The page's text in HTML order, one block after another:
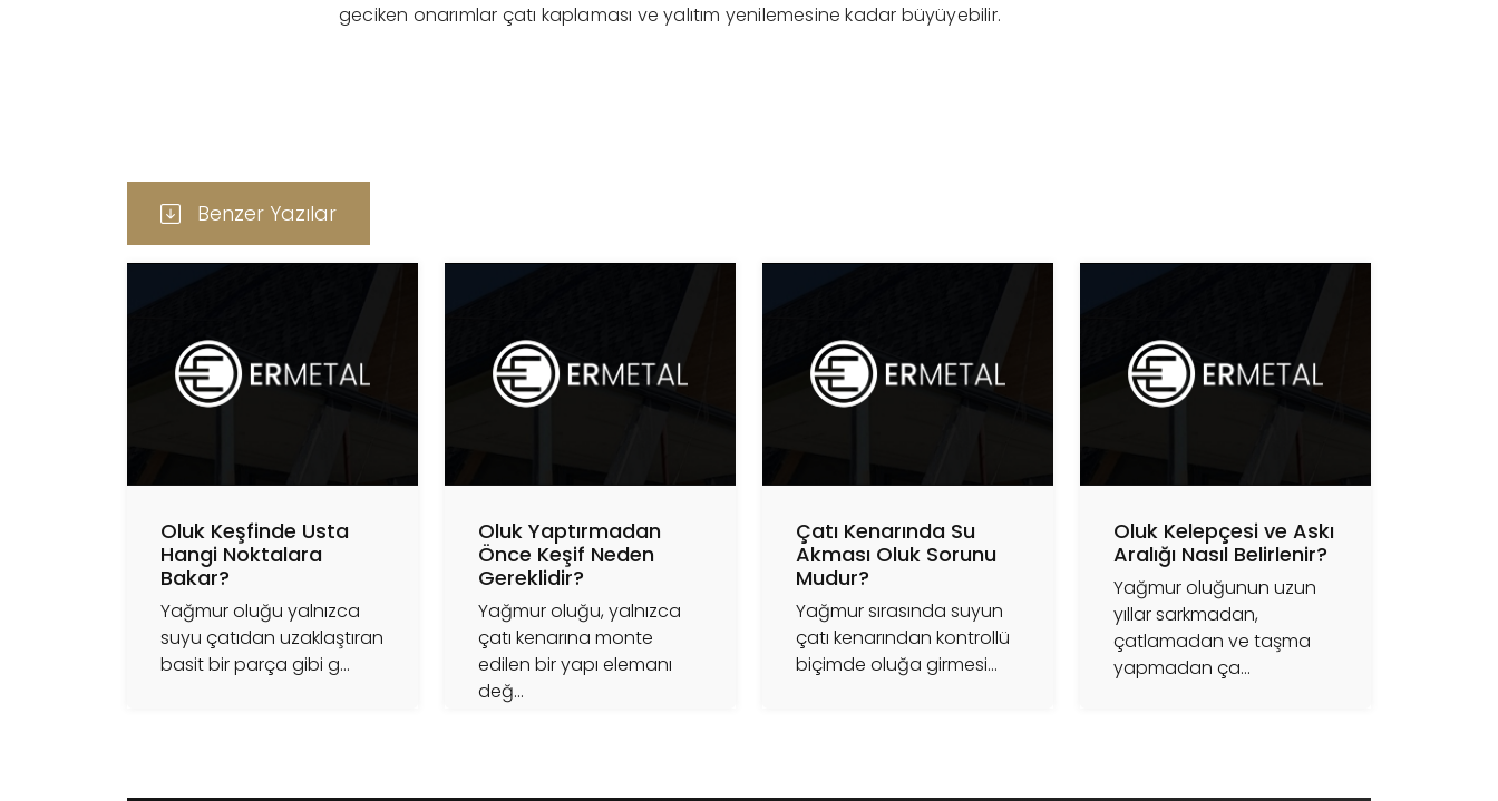
geciken onarımlar çatı kaplaması ve yalıtım yenilemesine kadar büyüyebilir.
Benzer Yazılar
Oluk Keşfinde Usta
Hangi Noktalara
Bakar?
Yağmur oluğu yalnızca
suyu çatıdan uzaklaştıran
basit bir parça gibi g...
Oluk Yaptırmadan
Önce Keşif Neden
Gereklidir?
Yağmur oluğu, yalnızca
çatı kenarına monte
edilen bir yapı elemanı
değ...
Çatı Kenarında Su
Akması Oluk Sorunu
Mudur?
Yağmur sırasında suyun
çatı kenarından kontrollü
biçimde oluğa girmesi...
Oluk Kelepçesi ve Askı
Aralığı Nasıl Belirlenir?
Yağmur oluğunun uzun
yıllar sarkmadan,
çatlamadan ve taşma
yapmadan ça...